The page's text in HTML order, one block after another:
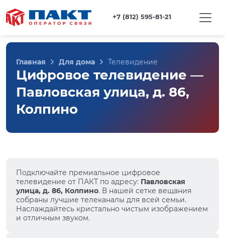
+7 (812) 595-81-21
Главная Для дома Телевидение
Цифровое телевидение —
Павловская улица, д. 86,
Колпино
Подключайте премиальное цифровое
телевидение от ПАКТ по адресу: Павловская
улица, д. 86, Колпино. В нашей сетке вещания
собраны лучшие телеканалы для всей семьи.
Наслаждайтесь кристально чистым изображением
и отличным звуком.